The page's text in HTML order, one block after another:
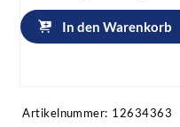
In den Warenkorb
Artikelnummer: 12634363